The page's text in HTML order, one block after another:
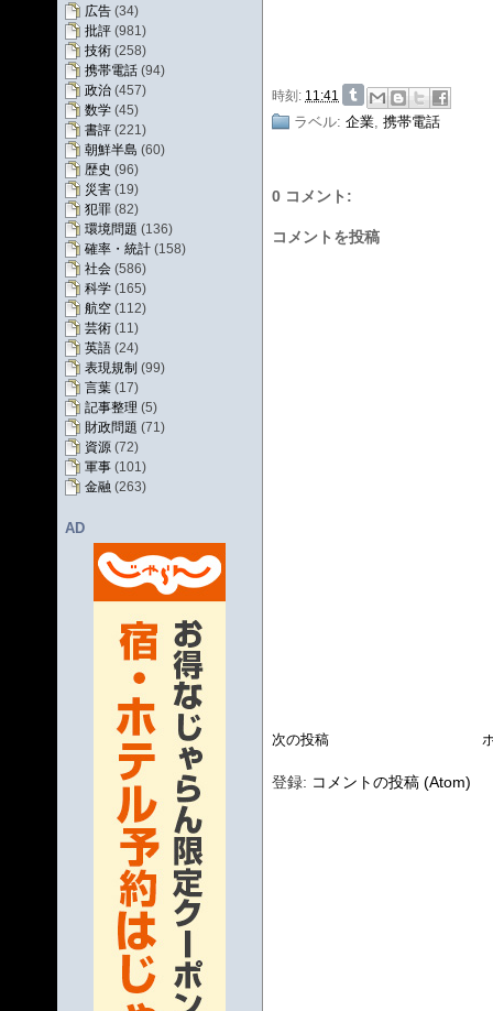
広告 (34)
批評 (981)
技術 (258)
携帯電話 (94)
政治 (457)
数学 (45)
書評 (221)
朝鮮半島 (60)
歴史 (96)
災害 (19)
犯罪 (82)
環境問題 (136)
確率・統計 (158)
社会 (586)
科学 (165)
航空 (112)
芸術 (11)
英語 (24)
表現規制 (99)
言葉 (17)
記事整理 (5)
財政問題 (71)
資源 (72)
軍事 (101)
金融 (263)
AD
時刻: 11:41
ラベル: 企業 携帯電話
0 コメント:
コメントを投稿
次の投稿
登録: コメントの投稿 (Atom)